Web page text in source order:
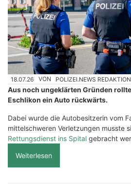
18.07.26 VON POLIZEI.NEWS REDAKTION
Aus noch ungeklärten Gründen
Eschlikon ein Auto rückwärts.
Dabei wurde die Autobesitzerin vom
mittelschweren Verletzungen musste
Rettungsdienst ins Spital gebracht
Weiterlesen